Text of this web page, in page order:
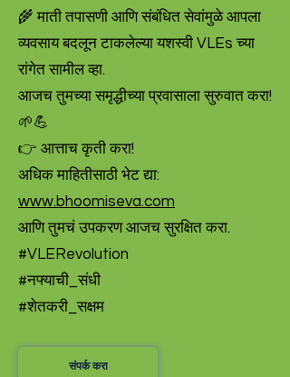
🌾 माती तपासणी आणि संबंधित सेवांमुळे आपला
व्यवसाय बदलून टाकलेल्या यशस्वी VLEs च्या
रांगेत सामील व्हा.
आजच तुमच्या समृद्धीच्या प्रवासाला सुरुवात करा!
🌱💪
👉 आत्ताच कृती करा!
अधिक माहितीसाठी भेट द्या:
www.bhoomiseva.com
आणि तुमचं उपकरण आजच सुरक्षित करा.
#VLERevolution
#नफ्याची_संधी
#शेतकरी_सक्षम
संपर्क करा